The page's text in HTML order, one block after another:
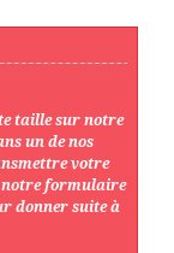
taille sur notre
un de nos
votre
notre formulaire
donner suite à